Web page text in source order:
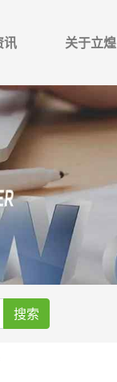
讯 关于立煌
搜索